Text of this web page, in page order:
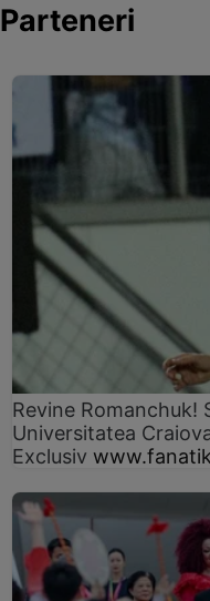
Parteneri
Revine Romanchuk!
Universitatea
Exclusiv